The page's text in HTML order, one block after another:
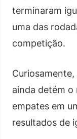
terminaram
uma das
competição.
ainda detém o
empates em
resultados de